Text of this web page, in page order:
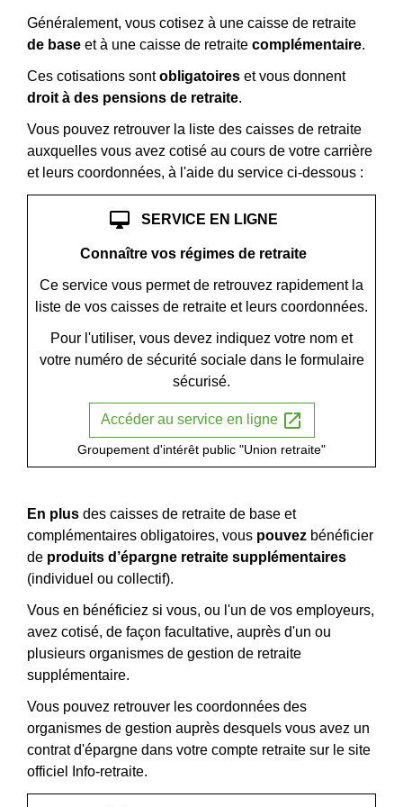
Généralement, vous cotisez à une caisse de retraite
de base et à une caisse de retraite complémentaire.
Ces cotisations sontobligatoires et vous donnent
droit à des pensions de retraite.
Vous pouvez retrouver la liste des caisses de retraite
auxquelles vous avez cotisé au cours de votre carrière
et leurs coordonnées, à l'aide du service ci-dessous :
desktop_mac SERVICE EN LIGNE
Connaître vos régimes de retraite
Ce service vous permet de retrouvez rapidement la
liste de vos caisses de retraite et leurs coordonnées.
Pour l'utiliser, vous devez indiquez votre nom et
votre numéro de sécurité sociale dans le formulaire
sécurisé.
Accéder au service en ligne open_in_new
Groupement d'intérêt public "Union retraite"
En plus des caisses de retraite de base et
complémentaires obligatoires, vous pouvez bénéficier
de produits d’épargne retraite supplémentaires
(individuel ou collectif).
Vous en bénéficiez si vous, ou l'un de vos employeurs,
avez cotisé, de façon facultative, auprès d'un ou
plusieurs organismes de gestion de retraite
supplémentaire.
Vous pouvez retrouver les coordonnées des
organismes de gestion auprès desquels vous avez un
contrat d'épargne dans votre compte retraite sur le site
officiel Info-retraite.